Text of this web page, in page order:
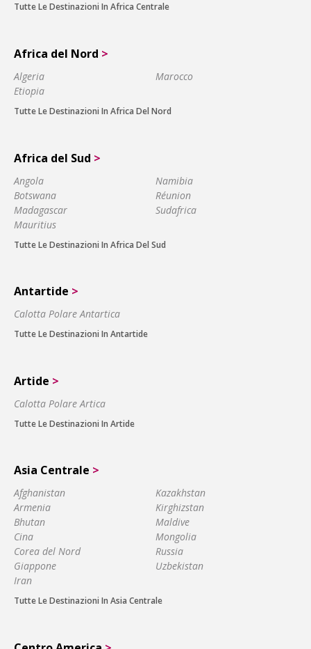
Tutte Le Destinazioni In Africa Centrale
Africa del Nord >
Algeria
Etiopia
Marocco
Tutte Le Destinazioni In Africa Del Nord
Africa del Sud >
Angola
Botswana
Madagascar
Mauritius
Namibia
Réunion
Sudafrica
Tutte Le Destinazioni In Africa Del Sud
Antartide >
Calotta Polare Antartica
Tutte Le Destinazioni In Antartide
Artide >
Calotta Polare Artica
Tutte Le Destinazioni In Artide
Asia Centrale >
Afghanistan
Armenia
Bhutan
Cina
Corea del Nord
Giappone
Iran
Kazakhstan
Kirghizstan
Maldive
Mongolia
Russia
Uzbekistan
Tutte Le Destinazioni In Asia Centrale